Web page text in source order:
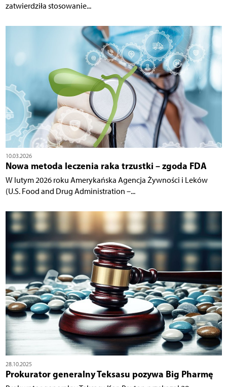
zatwierdziła stosowanie...
10.03.2026
Nowa metoda leczenia raka trzustki – zgoda FDA
W lutym 2026 roku Amerykańska Agencja Żywności i Leków
(U.S. Food and Drug Administration –...
28.10.2025
Prokurator generalny Teksasu pozywa Big Pharmę